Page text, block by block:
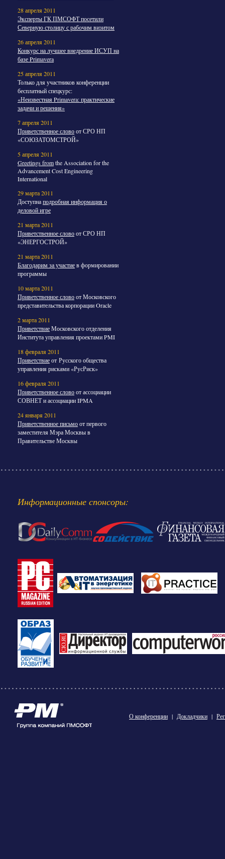
28 апреля 2011
Эксперты ГК ПМСОФТ посетили
Северную столицу с рабочим визитом
26 апреля 2011
Конкурс на лучшее внедрение ИСУП на
базе Primavera
25 апреля 2011
Только для участников конференции
бесплатный спецкурс:
«Неизвестная Primavera: практические
задачи и решения»
7 апреля 2011
Приветственное словоот СРО НП
«СОЮЗАТОМСТРОЙ»
5 апреля 2011
Greetings fromthe Association for the
Advancement Cost Engineering
International
29 марта 2011
Доступнаподробная информация о
деловой игре
21 марта 2011
Приветственное словоот СРО НП
«ЭНЕРГОСТРОЙ»
21 марта 2011
Благодарим за участиев формировании
программы
10 марта 2011
Приветственное словоот Московского
представительства корпорации Oracle
2 марта 2011
ПриветствиеМосковского отделения
Института управления проектами PMI
18 февраля 2011
Приветствиеот Русского общества
управления рисками «РусРиск»
16 февраля 2011
Приветственное словоот ассоциации
СОВНЕТ и ассоциации IPMA
24 января 2011
Приветственное письмоот первого
заместителя Мэра Москвы в
Правительстве Москвы
Информационные спонсоры:
О конференции | Докладчики |